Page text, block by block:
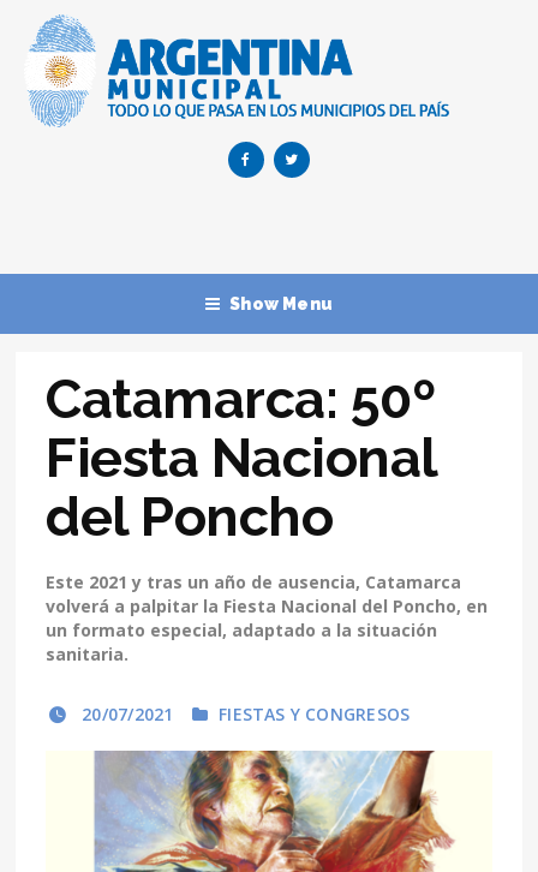
Show Menu
Catamarca: 50º
Fiesta Nacional
del Poncho
Este 2021 y tras un año de ausencia, Catamarca
volverá a palpitar la Fiesta Nacional del Poncho, en
un formato especial, adaptado a la situación
sanitaria.
20/07/2021 FIESTAS Y CONGRESOS